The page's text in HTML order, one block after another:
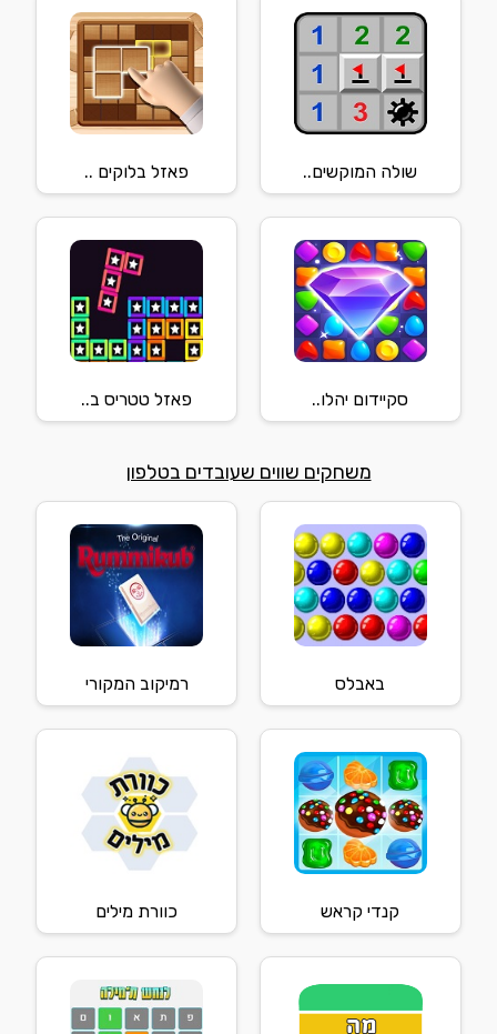
שולה המוקשים.. פאזל בלוקים ..
סקיידום יהלו.. פאזל טטריס ב..
משחקים שווים שעובדים בטלפון
באבלס רמיקוב המקורי
קנדי קראש כוורת מילים